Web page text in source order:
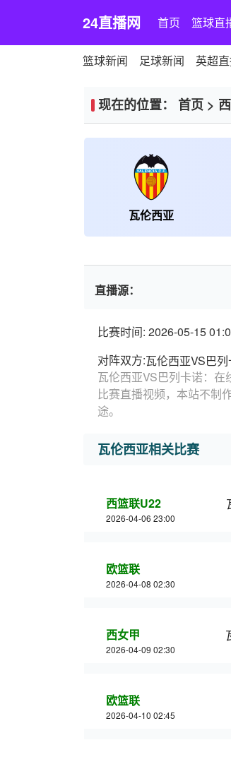
24直播网 首页 篮球直
篮球新闻 足球新闻 英超
现在的位置： 首页 >
瓦伦西亚
直播源：
比赛时间: 2026-05-15
对阵双方:瓦伦西亚VS巴
瓦伦西亚VS巴列卡诺：
比赛直播视频，本站不制
途。
瓦伦西亚相关比赛
西篮联U22
2026-04-06 23:00
欧篮联
2026-04-08 02:30
西女甲
2026-04-09 02:30
欧篮联
2026-04-10 02:45